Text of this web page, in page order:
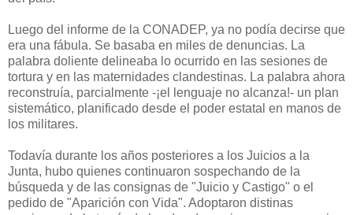
Luego del informe de la CONADEP, ya no podía decirse que
era una fábula. Se basaba en miles de denuncias. La
palabra doliente delineaba lo ocurrido en las sesiones de
tortura y en las maternidades clandestinas. La palabra ahora
reconstruía, parcialmente -¡el lenguaje no alcanza!- un plan
sistemático, planificado desde el poder estatal en manos de
los militares.
Todavía durante los años posteriores a los Juicios a la
Junta, hubo quienes continuaron sospechando de la
búsqueda y de las consignas de "Juicio y Castigo" o el
pedido de "Aparición con Vida". Adoptaron distinas